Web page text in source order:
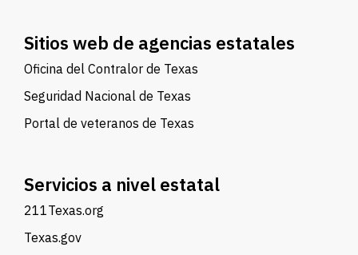
Sitios web de agencias estatales
Oficina del Contralor de Texas
Seguridad Nacional de Texas
Portal de veteranos de Texas
Servicios a nivel estatal
211Texas.org
Texas.gov